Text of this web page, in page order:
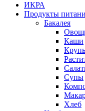
ИКРА
Продукты
Бакалея
Каши
Супы
Хлеб